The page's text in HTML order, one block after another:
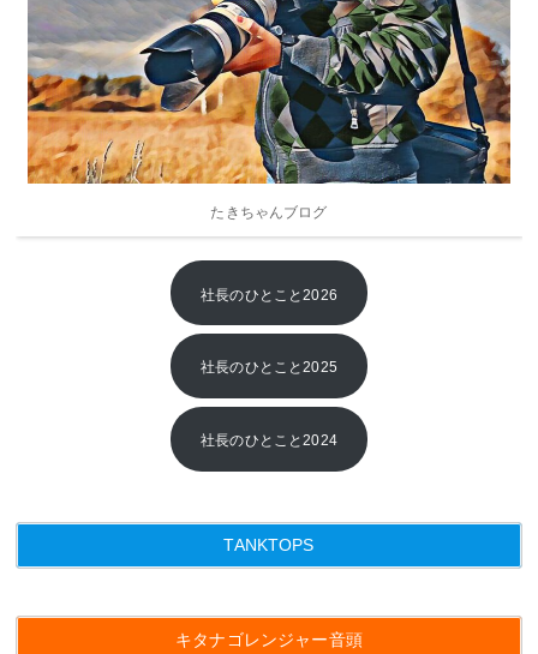
2018年
2017年
2016年
2015年
たきちゃんブログ
社長のひとこと2026
社長のひとこと2025
社長のひとこと2024
TANKTOPS
キタナゴレンジャー音頭